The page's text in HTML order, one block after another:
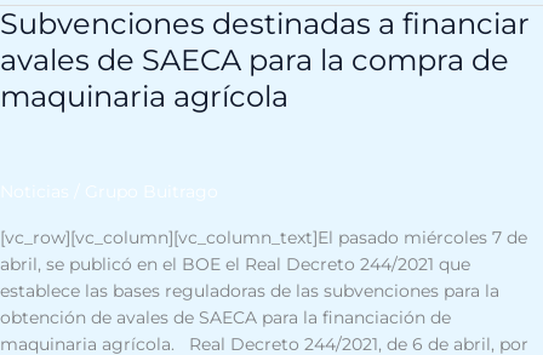
Subvenciones destinadas a financiar
avales de SAECA para la compra de
maquinaria agrícola
Noticias Grupo Buitrago
[vc_row][vc_column][vc_column_text]El pasado miércoles 7 de
abril, se publicó en el BOE el Real Decreto 244/2021 que
establece las bases reguladoras de las subvenciones para la
obtención de avales de SAECA para la financiación de
maquinaria agrícola. Real Decreto 244/2021, de 6 de abril, por
Subvenciones
destinadas
a
financiar
la
compra
de
maquinaria
agrícola